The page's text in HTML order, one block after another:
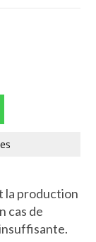
la production
cas de